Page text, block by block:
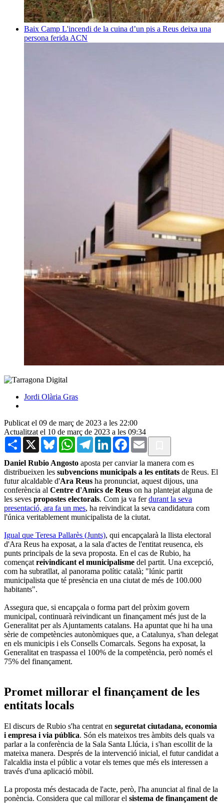
Baix Camp L'incendi de la cuina d’un pis a Reus deixa una
persona ferida ACN
Jordi Olària Gras
Publicat el 09 de març de 2023 a les 22:00
Actualitzat el 10 de març de 2023 a les 09:34
Share X BlueskyWhatsAppTelegramLinkedInFacebook
Email
Daniel Rubio Angosto aposta per canviar la manera com es
distribueixen les subvencions municipals a les entitats de Reus. El
futur alcaldable d'Ara Reus ha pronunciat, aquest dijous, una
conferència al Centre d'Amics de Reus on ha plantejat alguna de
les seves propostes electorals. Com ja va ferdurant la seva
presentació, ara fa un mes, ha reivindicat la seva candidatura com
l'única veritablement municipalista de la ciutat.
Igual que Teresa Pallarès (Junts), qui encapçalarà la llista electoral
d'Ara Reus ha exposat, a la sala d'actes de l'entitat reusenca, els
punts principals de la seva proposta. En el cas de Rubio, ha
començat reivindicant el municipalisme del partit. Una excepció,
com ha subratllat, al panorama polític català; "lúnic partit
municipalista que té presència en una ciutat de més de 100.000
habitants".
Assegura que, si encapçala o forma part del pròxim govern
municipal, continuarà reivindicant un finançament més just de la
Generalitat per als Ajuntaments catalans. Ha apuntat que hi ha una
sèrie de competències autonòmiques que, a Catalunya, s'han delegat
en els municipis i els Consells Comarcals. Segons ha exposat, la
Generalitat en traspassa el 100% de la competència, però només el
75% del finançament.
Promet millorar el finançament de les
entitats locals
El discurs de Rubio s'ha centrat en seguretat ciutadana, economia
i empresa i via pública. Són els mateixos tres àmbits dels quals va
parlar a la conferència de la Sala Santa Llúcia, i s'han escollit de la
mateixa manera. Després de la intervenció inicial, el futur candidat a
l'alcaldia insta el públic a votar els temes que més els interessen a
través d'una aplicació mòbil.
La proposta més destacada de l'acte, però, l'ha anunciat al final de la
ponència. Considera que cal millorar el sistema de finançament de